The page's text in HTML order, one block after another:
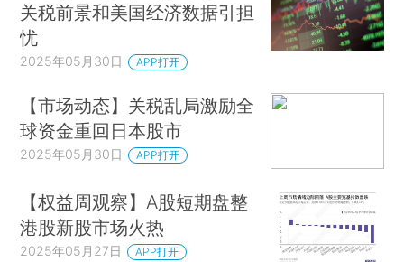
关税前景和美国经济数据引担
忧
2025年05月30日 APP打开
【市场动态】关税乱局激励全
球资金重回日本股市
2025年05月30日 APP打开
【权益周观察】A股短期盘整
港股新股市场火热
2025年05月27日 APP打开